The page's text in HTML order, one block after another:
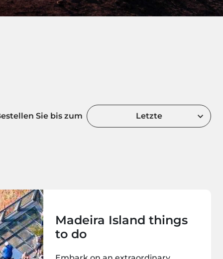
Sie bis zum Letzte
Madeira Island things
to do